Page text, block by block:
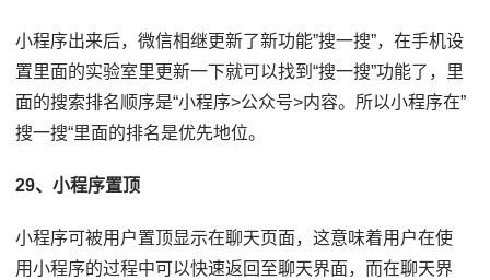
小程序出来后，微信相继更新了新功能”搜一搜”，在手机设
置里面的实验室里更新一下就可以找到“搜一搜”功能了，里
面的搜索排名顺序是“小程序>公众号>内容。所以小程序在”
搜一搜“里面的排名是优先地位。
29、小程序置顶
小程序可被用户置顶显示在聊天页面，这意味着用户在使
用小程序的过程中可以快速返回至聊天界面，而在聊天界